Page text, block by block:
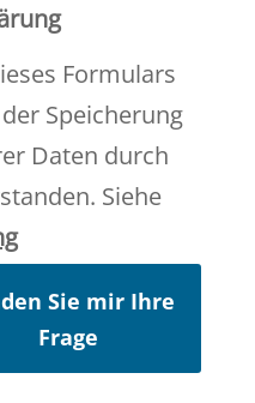
Formulars
Speicherung
Daten durch
Siehe
Sie mir Ihre
Frage